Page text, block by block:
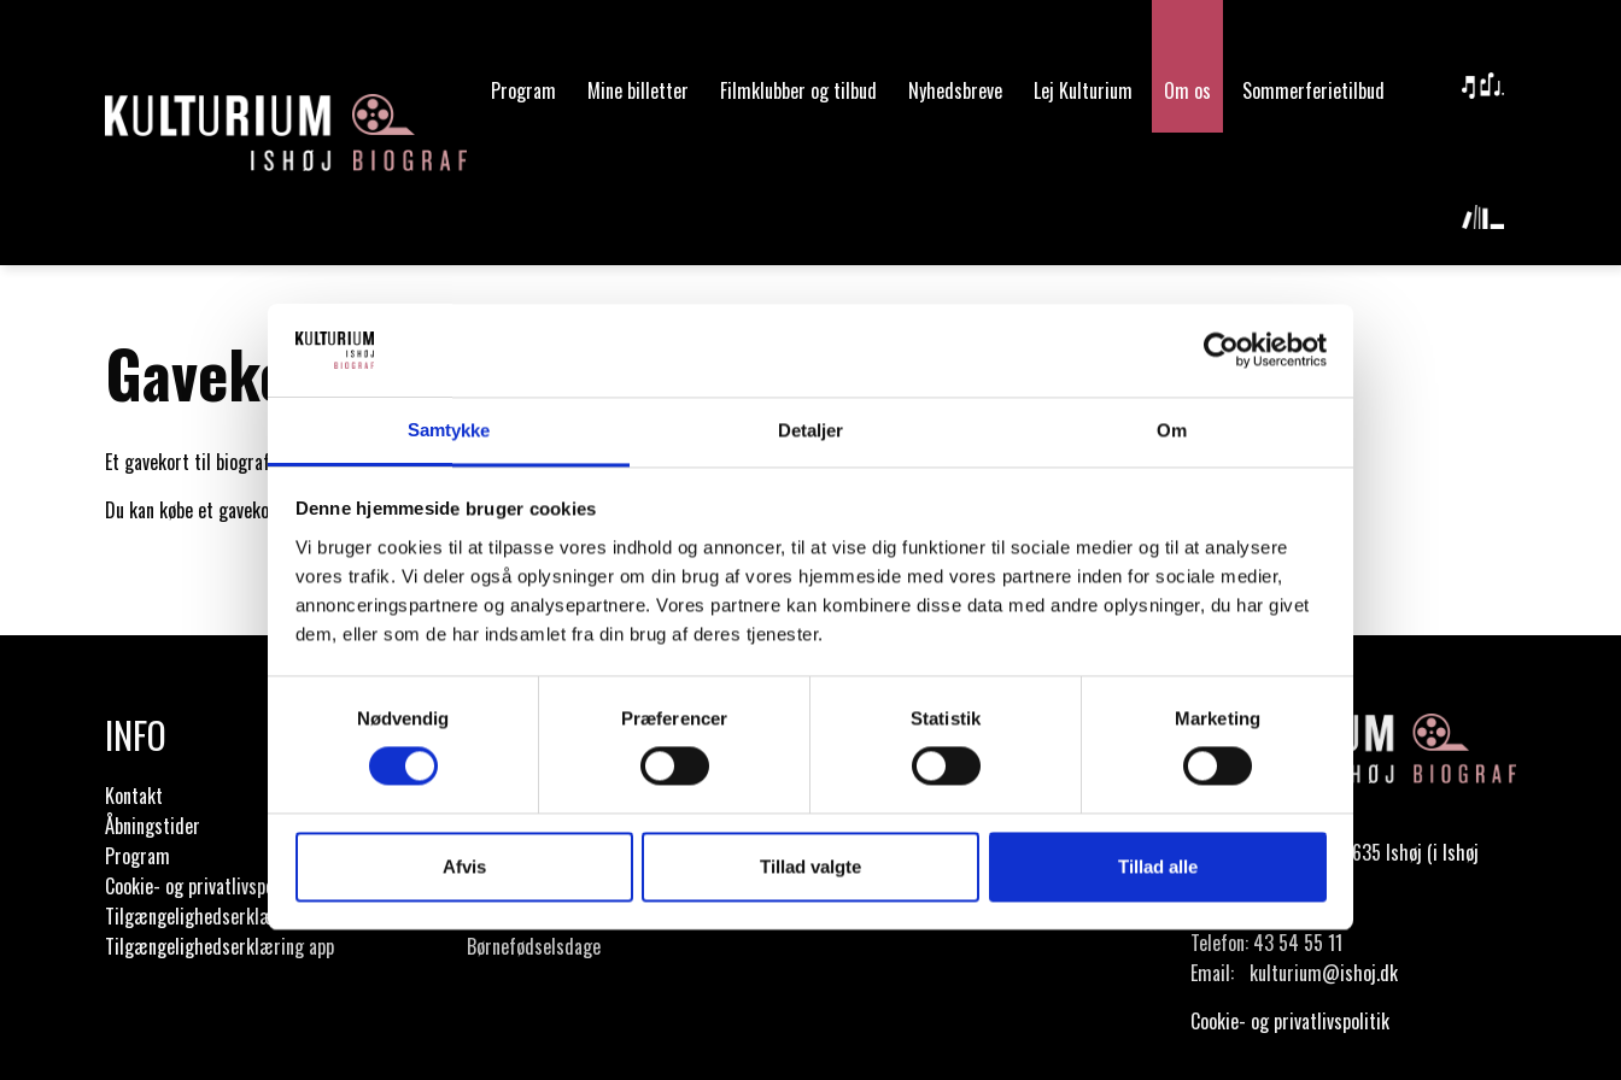
Samtykke Detaljer Om
Denne hjemmeside bruger cookies
Vi bruger cookies til at tilpasse vores indhold og annoncer, til at vise dig funktioner til sociale medier og til at analysere
vores trafik. Vi deler også oplysninger om din brug af vores hjemmeside med vores partnere inden for sociale medier,
annonceringspartnere og analysepartnere. Vores partnere kan kombinere disse data med andre oplysninger, du har givet
dem, eller som de har indsamlet fra din brug af deres tjenester.
Nødvendig
Præferencer Statistik Marketing
Afvis Tillad valgte Tillad alle
Program Mine billetter Filmklubber og tilbud Nyhedsbreve Lej Kulturium Om os Sommerferietilbud
Gavekort til filmelskeren
Et gavekort til biografen er den perfekte gave til filmelskeren.
Du kan købe et gavekort til biografen fysisk i billetsalget.
INFO
Kontakt
Åbningstider
Program
Cookie- og privatlivspolitik
Tilgængelighedserklæring
Tilgængelighedserklæring app
LEJ KULTURIUM
Foreninger
Skoler
Børnefødselsdage
SOCIAL
Kulturium Biograf
Ishøj Østergade 28, 2635 Ishøj (i Ishøj
bycenter)
Telefon: 43 54 55 11
Email: kulturium@ishoj.dk
Cookie- og privatlivspolitik